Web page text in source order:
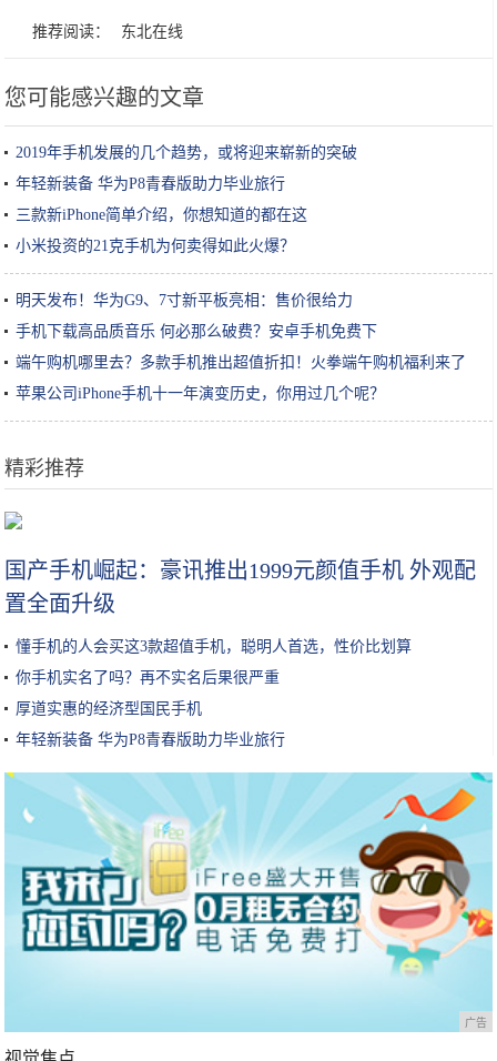
推荐阅读： 东北在线
您可能感兴趣的文章
2019年手机发展的几个趋势，或将迎来崭新的突破
年轻新装备 华为P8青春版助力毕业旅行
三款新iPhone简单介绍，你想知道的都在这
小米投资的21克手机为何卖得如此火爆？
明天发布！华为G9、7寸新平板亮相：售价很给力
手机下载高品质音乐 何必那么破费？安卓手机免费下
端午购机哪里去？多款手机推出超值折扣！火拳端午购机福利来了
苹果公司iPhone手机十一年演变历史，你用过几个呢？
精彩推荐
国产手机崛起：豪讯推出1999元颜值手机 外观配
置全面升级
懂手机的人会买这3款超值手机，聪明人首选，性价比划算
你手机实名了吗？再不实名后果很严重
厚道实惠的经济型国民手机
年轻新装备 华为P8青春版助力毕业旅行
广告